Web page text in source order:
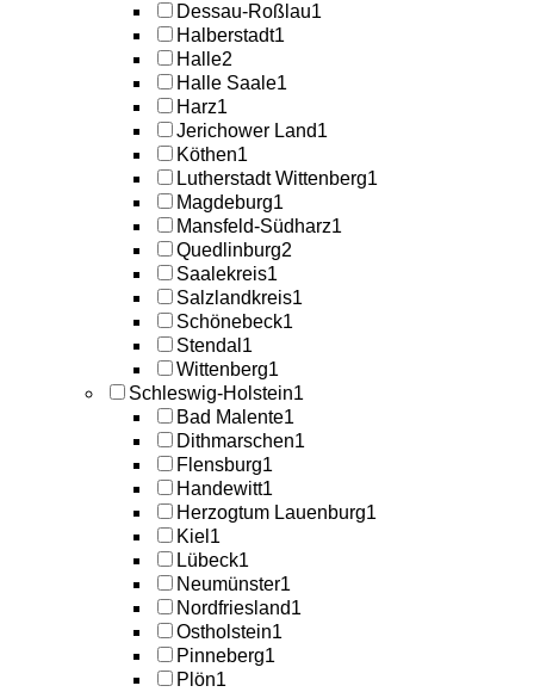
Dessau-Roßlau1
Halberstadt1
Halle2
Halle Saale1
Harz1
Jerichower Land1
Köthen1
Lutherstadt Wittenberg1
Magdeburg1
Mansfeld-Südharz1
Quedlinburg2
Saalekreis1
Salzlandkreis1
Schönebeck1
Stendal 1
Wittenberg1
Schleswig-Holstein1
Bad Malente1
Dithmarschen1
Flensburg1
Handewitt1
Herzogtum Lauenburg1
Kiel 1
Lübeck1
Neumünster1
Nordfriesland1
Ostholstein1
Pinneberg1
Plön1